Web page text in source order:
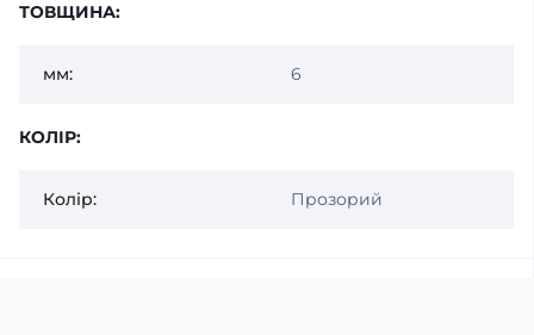
ТОВЩИНА:
мм: 6
КОЛІР:
Колір: Прозорий